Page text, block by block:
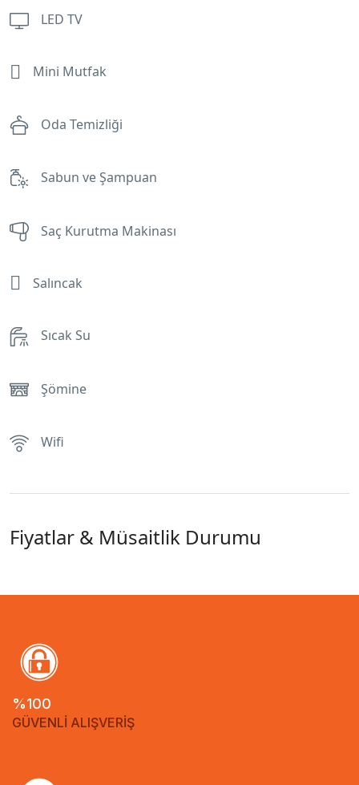
LED TV
Mini Mutfak
Oda Temizliği
Sabun ve Şampuan
Saç Kurutma Makinası
Salıncak
Sıcak Su
Şömine
Wifi
Fiyatlar & Müsaitlik Durumu
%100
GÜVENLİ ALIŞVERİŞ